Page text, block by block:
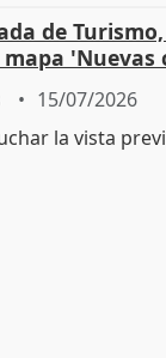
de
'Nuevas
15/07/2026